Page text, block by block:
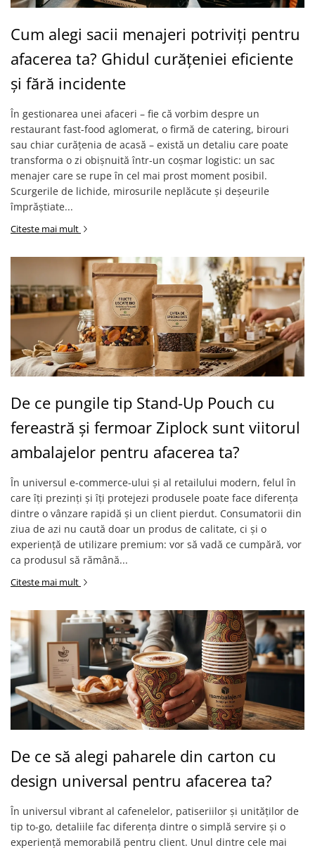
Cum alegi sacii menajeri potriviți pentru
afacerea ta? Ghidul curățeniei eficiente
și fără incidente
În gestionarea unei afaceri – fie că vorbim despre un
restaurant fast-food aglomerat, o firmă de catering, birouri
sau chiar curățenia de acasă – există un detaliu care poate
transforma o zi obișnuită într-un coșmar logistic: un sac
menajer care se rupe în cel mai prost moment posibil.
Scurgerile de lichide, mirosurile neplăcute și deșeurile
împrăștiate...
Citeste mai mult
De ce pungile tip Stand-Up Pouch cu
fereastră și fermoar Ziplock sunt viitorul
ambalajelor pentru afacerea ta?
În universul e-commerce-ului și al retailului modern, felul în
care îți prezinți și îți protejezi produsele poate face diferența
dintre o vânzare rapidă și un client pierdut. Consumatorii din
ziua de azi nu caută doar un produs de calitate, ci și o
experiență de utilizare premium: vor să vadă ce cumpără, vor
ca produsul să rămână...
Citeste mai mult
De ce să alegi paharele din carton cu
design universal pentru afacerea ta?
În universul vibrant al cafenelelor, patiseriilor și unităților de
tip to-go, detaliile fac diferența dintre o simplă servire și o
experiență memorabilă pentru client. Unul dintre cele mai